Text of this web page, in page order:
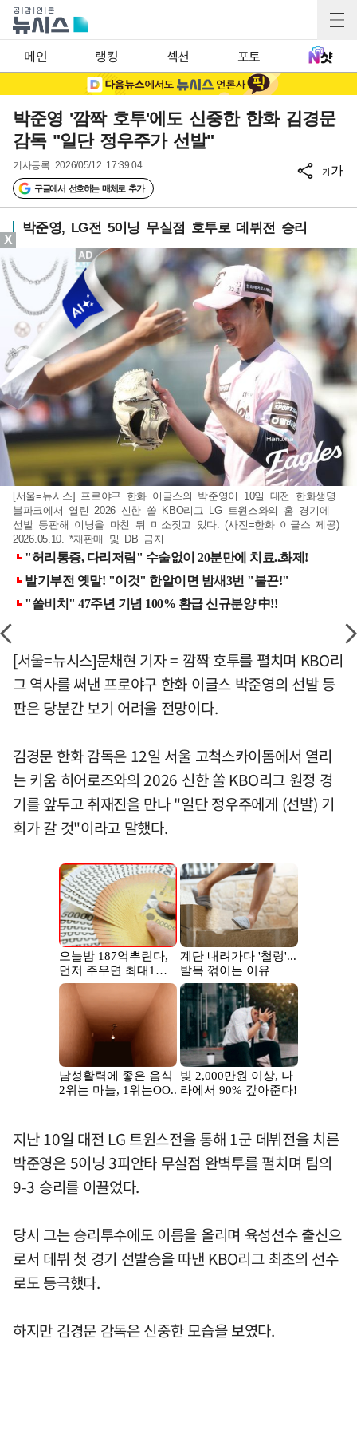
메인 랭킹 섹션 포토
박준영 '깜짝 호투'에도 신중한 한화 김경문
감독 "일단 정우주가 선발"
기사등록 2026/05/12 17:39:04
구글에서 선호하는 매체로 추가
가가
박준영, LG전 5이닝 무실점 호투로 데뷔전 승리
[서울=뉴시스] 프로야구 한화 이글스의 박준영이 10일 대전 한화생명
볼파크에서 열린 2026 신한 쏠 KBO리그 LG 트윈스와의 홈 경기에
선발 등판해 이닝을 마친 뒤 미소짓고 있다. (사진=한화 이글스 제공)
2026.05.10. *재판매 및 DB 금지
[서울=뉴시스]문채현 기자 = 깜짝 호투를 펼치며 KBO리
그 역사를 써낸 프로야구 한화 이글스 박준영의 선발 등
판은 당분간 보기 어려울 전망이다.
김경문 한화 감독은 12일 서울 고척스카이돔에서 열리
는 키움 히어로즈와의 2026 신한 쏠 KBO리그 원정 경
기를 앞두고 취재진을 만나 "일단 정우주에게 (선발) 기
회가 갈 것"이라고 말했다.
지난 10일 대전 LG 트윈스전을 통해 1군 데뷔전을 치른
박준영은 5이닝 3피안타 무실점 완벽투를 펼치며 팀의
9-3 승리를 이끌었다.
당시 그는 승리투수에도 이름을 올리며 육성선수 출신으
로서 데뷔 첫 경기 선발승을 따낸 KBO리그 최초의 선수
로도 등극했다.
하지만 김경문 감독은 신중한 모습을 보였다.
X